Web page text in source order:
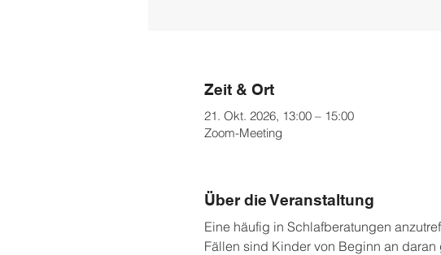
Zeit & Ort
21. Okt. 2026, 13:00 – 15:00
Zoom-Meeting
Über die Veranstaltung
Eine häufig in Schlafberatungen
Fällen sind Kinder von Beginn an